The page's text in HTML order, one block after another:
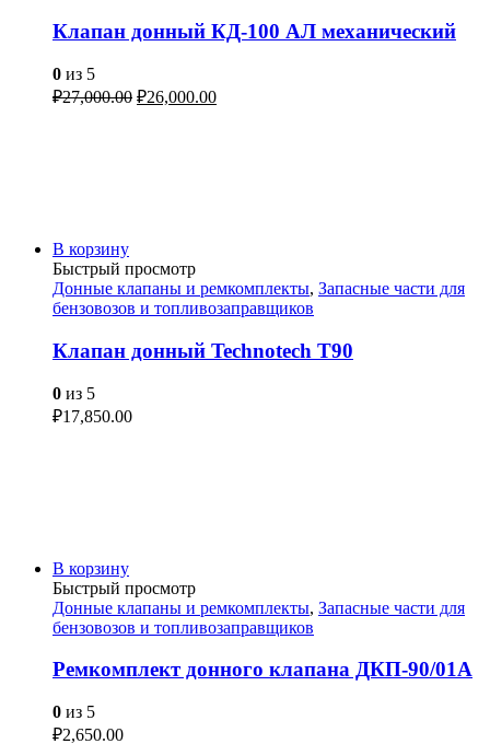
Клапан донный КД-100 АЛ механический
0 из 5
₽27,000.00 ₽26,000.00
В корзину
Быстрый просмотр
Донные клапаны и ремкомплекты, Запасные части для
бензовозов и топливозаправщиков
Клапан донный Technotech T90
0 из 5
₽17,850.00
В корзину
Быстрый просмотр
Донные клапаны и ремкомплекты, Запасные части для
бензовозов и топливозаправщиков
Ремкомплект донного клапана ДКП-90/01А
0 из 5
₽2,650.00